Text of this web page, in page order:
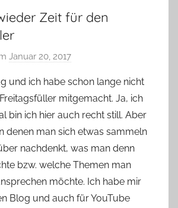
Zeit für den
Januar 20, 2017
n
Y
v
o
n
n
e
und ich habe schon lange nicht
mitgemacht. Ja, ich
bin ich hier auch recht still. Aber
denen man sich etwas sammeln
nachdenkt, was man denn
bzw. welche Themen man
möchte. Ich habe mir
Blog und auch für YouTube